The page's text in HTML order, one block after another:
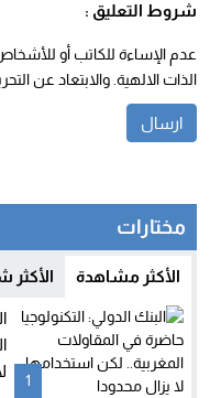
شروط التعليق :
عدم الإساءة للكاتب أو
الذات الالهية. والابتعاد عن
مختارات
الأكثر مشاهدة الأكثر
1